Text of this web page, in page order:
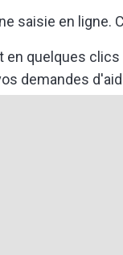
saisie en ligne.
en quelques clics
demandes
: